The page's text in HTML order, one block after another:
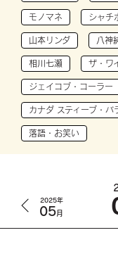
モノマネ シャチ
山本リンダ 八神
相川七瀬 ザ・ワ
ジェイコブ・コーラー
カナダ スティーブ・バ
落語・お笑い
2025年
05月